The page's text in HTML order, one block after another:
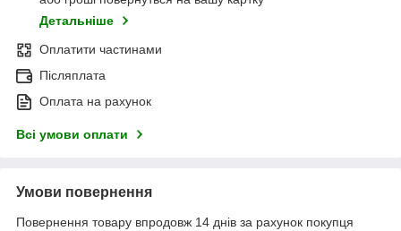
Детальніше
Оплатити частинами
Післяплата
Оплата на рахунок
Всі умови оплати
Умови повернення
Повернення товару впродовж 14 днів за рахунок покупця